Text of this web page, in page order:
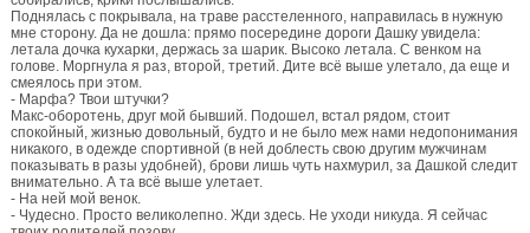
Поднялась с покрывала, на траве расстеленного, направилась в нужную
мне сторону. Да не дошла: прямо посередине дороги Дашку увидела:
летала дочка кухарки, держась за шарик. Высоко летала. С венком на
голове. Моргнула я раз, второй, третий. Дите всё выше улетало, да еще и
смеялось при этом.
- Марфа? Твои штучки?
Макс-оборотень, друг мой бывший. Подошел, встал рядом, стоит
спокойный, жизнью довольный, будто и не было меж нами недопонимания
никакого, в одежде спортивной (в ней доблесть свою другим мужчинам
показывать в разы удобней), брови лишь чуть нахмурил, за Дашкой следит
внимательно. А та всё выше улетает.
- На ней мой венок.
- Чудесно. Просто великолепно. Жди здесь. Не уходи никуда. Я сейчас